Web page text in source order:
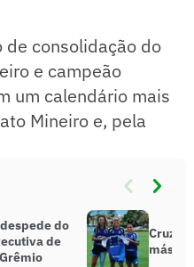
de consolidação do
e campeão
um calendário mais
Mineiro e, pela
do
de
máster